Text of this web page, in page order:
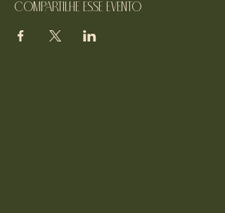
Compartilhe esse evento